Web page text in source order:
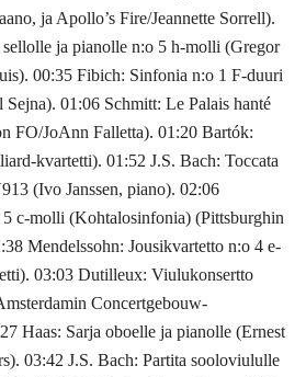
ja Apollo’s Fire/Jeannette Sorrell).
ja pianolle n:o 5 h-molli (Gregor
00:35 Fibich: Sinfonia n:o 1 F-duuri
01:06 Schmitt: Le Palais hanté
FO/JoAnn Falletta). 01:20 Bartók:
kvartetti). 01:52 J.S. Bach: Toccata
(Ivo Janssen, piano). 02:06
c-molli (Kohtalosinfonia) (Pittsburghin
Mendelssohn: Jousikvartetto n:o 4 e-
03:03 Dutilleux: Viulukonsertto
Concertgebouw-
Haas: Sarja oboelle ja pianolle (Ernest
03:42 J.S. Bach: Partita sooloviululle